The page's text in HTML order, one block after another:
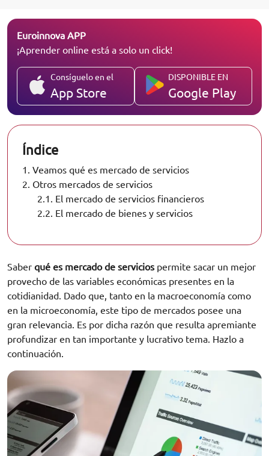
Euroinnova APP
¡Aprender online está a solo un click!
Consíguelo en el
App Store
DISPONIBLE EN
Google Play
Índice
1. Veamos qué es mercado de servicios
2. Otros mercados de servicios
2.1. El mercado de servicios financieros
2.2. El mercado de bienes y servicios
Saber qué es mercado de servicios permite sacar un mejor
provecho de las variables económicas presentes en la
cotidianidad. Dado que, tanto en la macroeconomía como
en la microeconomía, este tipo de mercados posee una
gran relevancia. Es por dicha razón que resulta apremiante
profundizar en tan importante y lucrativo tema. Hazlo a
continuación.